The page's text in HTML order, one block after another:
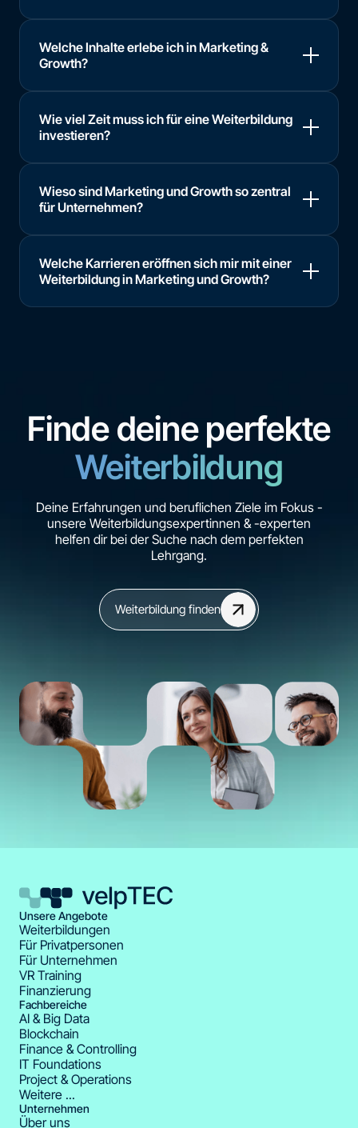
Welche Inhalte erlebe ich in Marketing &
Growth?
Wie viel Zeit muss ich für eine Weiterbildung
investieren?
Wieso sind Marketing und Growth so zentral
für Unternehmen?
Welche Karrieren eröffnen sich mir mit einer
Weiterbildung in Marketing und Growth?
Finde deine perfekte
Weiterbildung
Deine Erfahrungen und beruflichen Ziele im Fokus -
unsere Weiterbildungsexpertinnen & -experten
helfen dir bei der Suche nach dem perfekten
Lehrgang.
Weiterbildung finden
Unsere Angebote
Weiterbildungen
Für Privatpersonen
Für Unternehmen
VR Training
Finanzierung
Fachbereiche
AI & Big Data
Blockchain
Finance & Controlling
IT Foundations
Project & Operations
Weitere ...
Unternehmen
Über uns